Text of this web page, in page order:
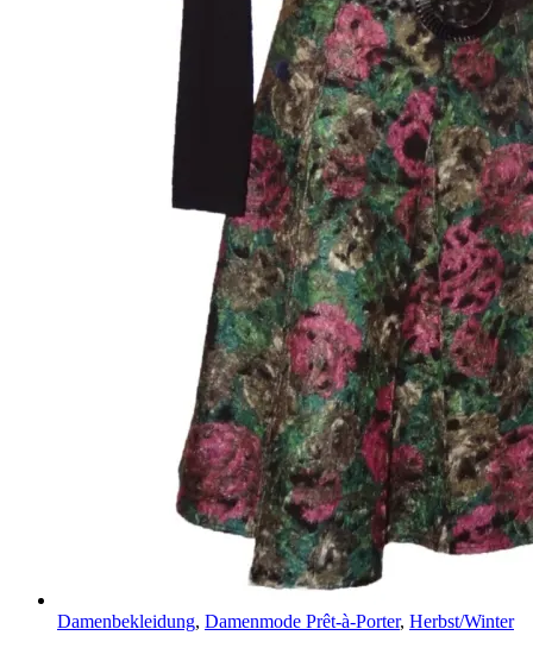
Damenbekleidung, Damenmode Prêt-à-Porter, Herbst/Winter